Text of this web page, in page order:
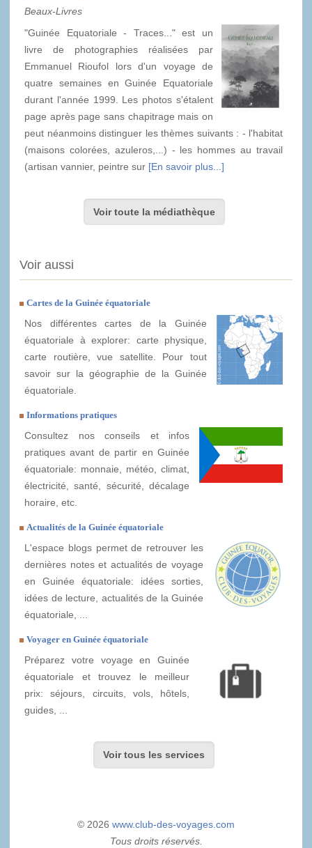
Beaux-Livres
"Guinée Equatoriale - Traces..." est un
livre de photographies réalisées par
Emmanuel Rioufol lors d'un voyage de
quatre semaines en Guinée Equatoriale
durant l'année 1999. Les photos s'étalent
page après page sans chapitrage mais on
peut néanmoins distinguer les thèmes suivants : - l'habitat
(maisons colorées, azuleros,...) - les hommes au travail
(artisan vannier, peintre sur [En savoir plus...]
Voir toute la médiathèque
Voir aussi
Cartes de la Guinée équatoriale
Nos différentes cartes de la Guinée
équatoriale à explorer: carte physique,
carte routière, vue satellite. Pour tout
savoir sur la géographie de la Guinée
équatoriale.
Informations pratiques
Consultez nos conseils et infos
pratiques avant de partir en Guinée
équatoriale: monnaie, météo, climat,
électricité, santé, sécurité, décalage
horaire, etc.
Actualités de la Guinée équatoriale
L'espace blogs permet de retrouver les
dernières notes et actualités de voyage
en Guinée équatoriale: idées sorties,
idées de lecture, actualités de la Guinée
équatoriale, ...
Voyager en Guinée équatoriale
Préparez votre voyage en Guinée
équatoriale et trouvez le meilleur
prix: séjours, circuits, vols, hôtels,
guides, ...
Voir tous les services
© 2026 www.club-des-voyages.com
Tous droits réservés.